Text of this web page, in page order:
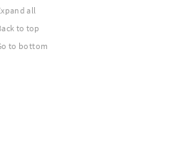
all
to top
to bottom